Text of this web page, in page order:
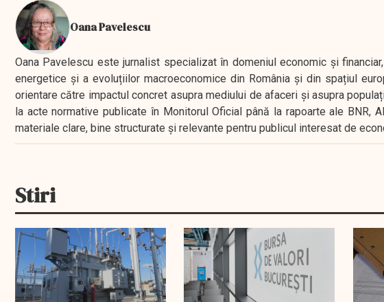
Oana Pavelescu
Oana Pavelescu este jurnalist specializat în domeniul economic și
energetice și a evoluțiilor macroeconomice din România și din spațiul
orientare către impactul concret asupra mediului de afaceri și asupra
la acte normative publicate în Monitorul Oficial până la rapoarte ale
materiale clare, bine structurate și relevante pentru publicul interesat de
Stiri